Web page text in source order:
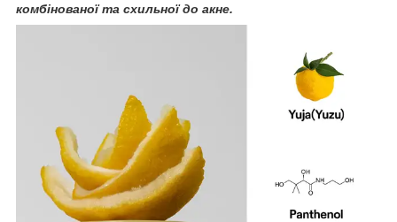
комбінованої та схильної до акне.